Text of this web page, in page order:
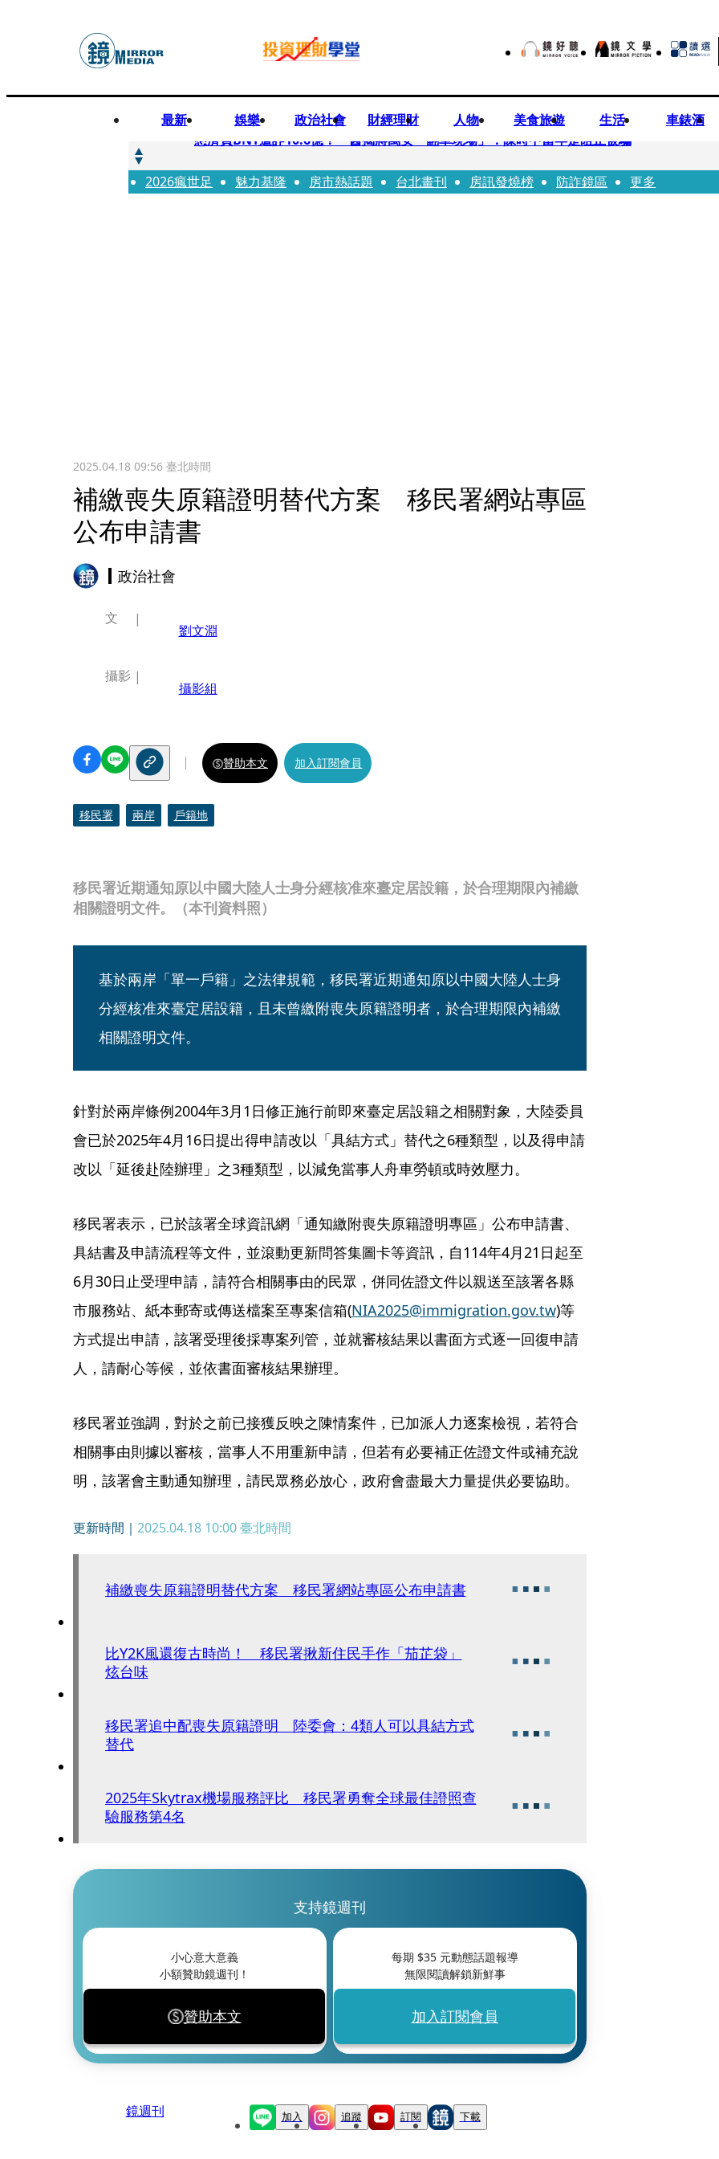
最新 娛樂 政治社會 財經理財 人物 美食旅遊 生活 車錶酒
快訊
慈濟買BNT遭詐10.6億！ 醫揭蔣萬安「翻車現場」：陳時中當年是阻止被騙
快訊
慈濟挨詐十億／跟陳時中道歉？ 蔣萬安嗆：當時政府買夠疫苗民間就不用採購
2026瘋世足 魅力基隆 房市熱話題 台北畫刊 房訊發燒榜 防詐鏡區 更多
2025.04.18 09:56臺北時間
補繳喪失原籍證明替代方案 移民署網站專區
公布申請書
政治社會
移民署近期通知原以中國大陸人士身分經核准來臺定居設籍，於合理期限內補繳
相關證明文件。（本刊資料照）
文
劉文淵
攝影
攝影組
贊助本文 加入訂閱會員
移民署 兩岸 戶籍地
基於兩岸「單一戶籍」之法律規範，移民署近期通知原以中國大陸人士身
分經核准來臺定居設籍，且未曾繳附喪失原籍證明者，於合理期限內補繳
相關證明文件。
針對於兩岸條例2004年3月1日修正施行前即來臺定居設籍之相關對象，大陸委員
會已於2025年4月16日提出得申請改以「具結方式」替代之6種類型，以及得申請
改以「延後赴陸辦理」之3種類型，以減免當事人舟車勞頓或時效壓力。
移民署表示，已於該署全球資訊網「通知繳附喪失原籍證明專區」公布申請書、
具結書及申請流程等文件，並滾動更新問答集圖卡等資訊，自114年4月21日起至
6月30日止受理申請，請符合相關事由的民眾，併同佐證文件以親送至該署各縣
市服務站、紙本郵寄或傳送檔案至專案信箱(NIA2025@immigration.gov.tw)等
方式提出申請，該署受理後採專案列管，並就審核結果以書面方式逐一回復申請
人，請耐心等候，並依書面審核結果辦理。
移民署並強調，對於之前已接獲反映之陳情案件，已加派人力逐案檢視，若符合
相關事由則據以審核，當事人不用重新申請，但若有必要補正佐證文件或補充說
明，該署會主動通知辦理，請民眾務必放心，政府會盡最大力量提供必要協助。
更新時間｜ 2025.04.18 10:00臺北時間
補繳喪失原籍證明替代方案 移民署網站專區公布申請書
比Y2K風還復古時尚！ 移民署揪新住民手作「茄芷袋」
炫台味
移民署追中配喪失原籍證明 陸委會：4類人可以具結方式
替代
2025年Skytrax機場服務評比 移民署勇奪全球最佳證照查
驗服務第4名
支持鏡週刊
小心意大意義
小額贊助鏡週刊！
贊助本文
每期 $35元動態話題報導
無限閱讀解鎖新鮮事
加入訂閱會員
鏡週刊 加入 追蹤 訂閱 下載